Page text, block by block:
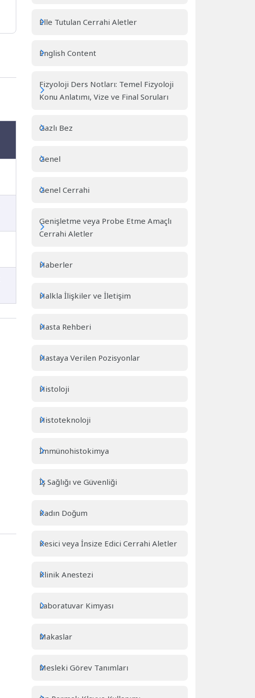
Elle Tutulan Cerrahi Aletler
English Content
Fizyoloji Ders Notları: Temel Fizyoloji
Konu Anlatımı, Vize ve Final Soruları
Gazlı Bez
Genel
Genel Cerrahi
Genişletme veya Probe Etme Amaçlı
Cerrahi Aletler
Haberler
Halkla İlişkiler ve İletişim
Hasta Rehberi
Hastaya Verilen Pozisyonlar
Histoloji
Histoteknoloji
İmmünohistokimya
İş Sağlığı ve Güvenliği
Kadın Doğum
Kesici veya İnsize Edici Cerrahi Aletler
Klinik Anestezi
Laboratuvar Kimyası
Makaslar
Mesleki Görev Tanımları